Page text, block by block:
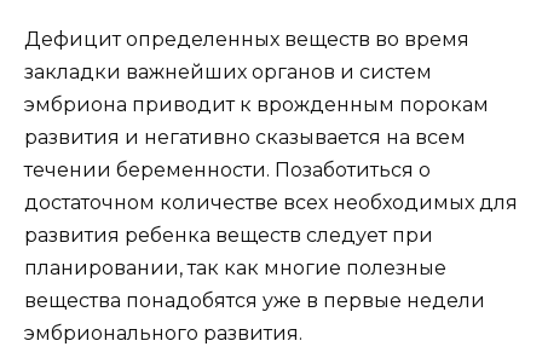
Дефицит определенных веществ во время
закладки важнейших органов и систем
эмбриона приводит к врожденным порокам
развития и негативно сказывается на всем
течении беременности. Позаботиться о
достаточном количестве всех необходимых для
развития ребенка веществ следует при
планировании, так как многие полезные
вещества понадобятся уже в первые недели
эмбрионального развития.